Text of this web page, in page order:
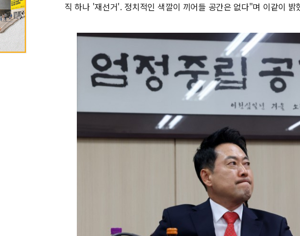
직 하나 '재선거'. 정치적인 색깔이 끼어들 공간은 없다"며 이같이 밝